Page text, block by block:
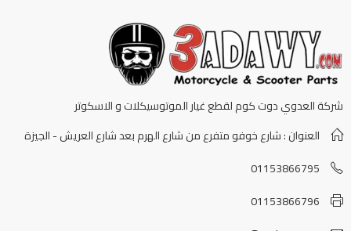
شركة العدوي دوت كوم لقطع غيار الموتوسيكلات و الاسكوتر
العنوان : شارع خوفو متفرع من شارع الهرم بعد شارع العريش - الجيزة
01153866795
01153866796